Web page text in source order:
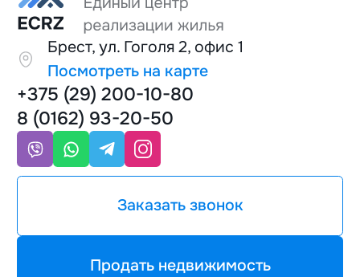
Брест, ул. Гоголя 2, офис 1
Посмотреть на карте
+375 (29) 200-10-80
8 (0162) 93-20-50
Заказать звонок
Продать недвижимость